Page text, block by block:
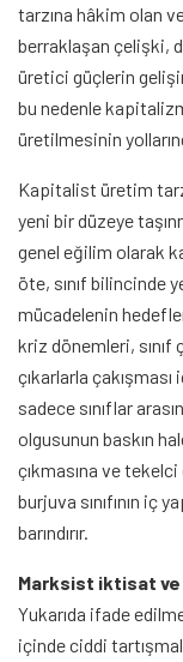
tarzına hâkim olan
berraklaşan çelişki,
üretici güçlerin
bu nedenle
üretilmesinin
Kapitalist üretim
yeni bir düzeye
genel eğilim olarak
öte, sınıf bilincinde
mücadelenin
kriz dönemleri, sınıf
çıkarlarla
sadece sınıflar
olgusunun baskın
çıkmasına ve
burjuva sınıfının iç
barındırır.
Marksist iktisat ve
Yukarıda ifade
içinde ciddi